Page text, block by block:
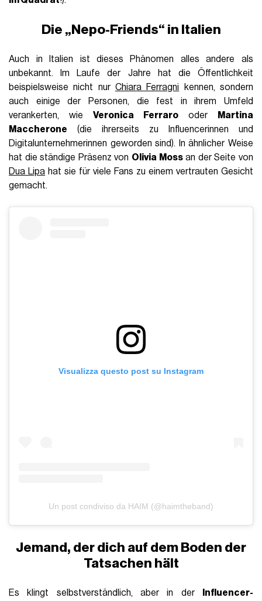
Die „Nepo-Friends“ in Italien
Auch in Italien ist dieses Phänomen alles andere als
unbekannt. Im Laufe der Jahre hat die Öffentlichkeit
beispielsweise nicht nur Chiara Ferragni kennen, sondern
auch einige der Personen, die fest in ihrem Umfeld
verankerten, wieVeronica Ferraro oder
Martina
Maccherone (die ihrerseits zu Influencerinnen und
Digitalunternehmerinnen geworden sind). In ähnlicher Weise
hat die ständige Präsenz von Olivia Mossan der Seite von
Dua Lipa hat sie für viele Fans zu einem vertrauten Gesicht
gemacht.
Visualizza questo post su Instagram
Un post condiviso da HAIM (@haimtheband)
Jemand, der dich auf dem Boden der
Tatsachen hält
Es klingt selbstverständlich, aber in der
Influencer-